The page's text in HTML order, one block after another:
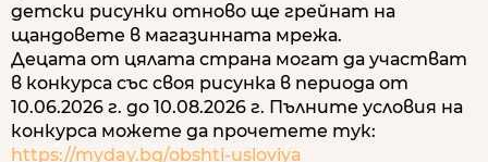
детски рисунки отново ще грейнат на
щандовете в магазинната мрежа.
Децата от цялата страна могат да участват
в конкурса със своя рисунка в периода от
10.06.2026 г. до 10.08.2026 г. Пълните условия на
конкурса можете да прочетете тук:
https://myday.bg/obshti-usloviya